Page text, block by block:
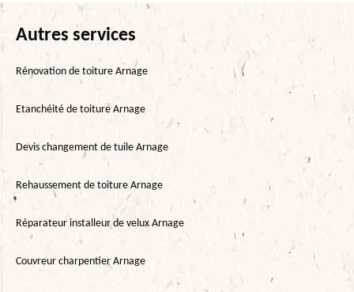
Autres services
Rénovation de toiture Arnage
Etanchéité de toiture Arnage
Devis changement de tuile Arnage
Rehaussement de toiture Arnage
Réparateur installeur de velux Arnage
Couvreur charpentier Arnage